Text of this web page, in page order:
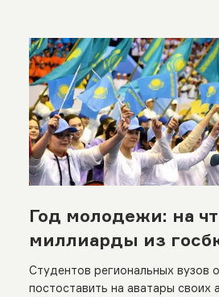
Год молодежи: на
миллиарды из
Студентов региональных вузов
постоставить на аватары своих